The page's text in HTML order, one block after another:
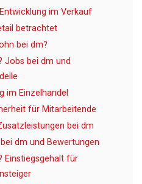
im Verkauf
betrachtet
bei dm?
Jobs bei dm und
im Einzelhandel
für Mitarbeitende
bei dm
dm und Bewertungen
Einstiegsgehalt für